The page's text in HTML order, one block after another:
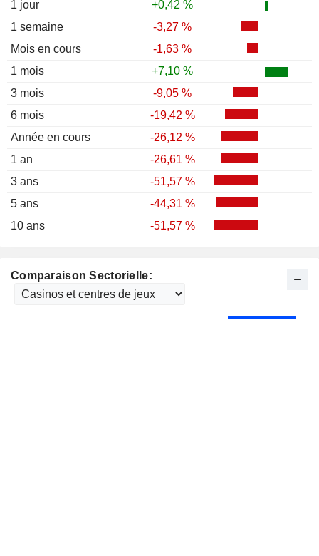
1 jour
+0,42 %
1 semaine
-3,27 %
Mois en cours
-1,63 %
1 mois
+7,10 %
3 mois
-9,05 %
6 mois
-19,42 %
Année en cours
-26,12 %
1 an
-26,61 %
3 ans
-51,57 %
5 ans
-44,31 %
10 ans
-51,57 %
Comparaison Sectorielle: